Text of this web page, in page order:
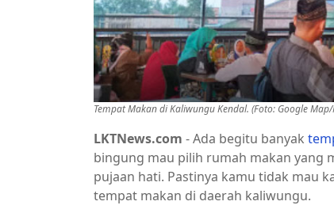
Tempat Makan di Kaliwungu Kendal. (Foto: Google
LKTNews.com - Ada begitu banyak
bingung mau pilih rumah makan yang
pujaan hati. Pastinya kamu tidak mau
tempat makan di daerah kaliwungu.